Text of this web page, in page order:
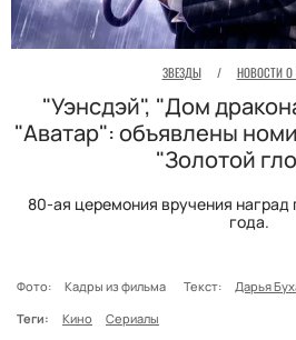
ЗВЕЗДЫ / НОВОСТИ О
"Уэнсдэй", "Дом
"Аватар": объявлены
"Золотой
80-ая церемония вручения наград
года.
Фото: Кадры из фильма Текст: Дарья
Теги:
Кино Сериалы